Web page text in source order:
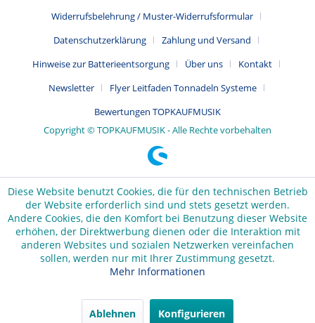
Widerrufsbelehrung / Muster-Widerrufsformular
Datenschutzerklärung
Zahlung und Versand
Hinweise zur Batterieentsorgung
Über uns
Kontakt
Newsletter
Flyer Leitfaden Tonnadeln Systeme
Bewertungen TOPKAUFMUSIK
Copyright © TOPKAUFMUSIK - Alle Rechte vorbehalten
Diese Website benutzt Cookies, die für den technischen Betrieb
der Website erforderlich sind und stets gesetzt werden.
Andere Cookies, die den Komfort bei Benutzung dieser Website
erhöhen, der Direktwerbung dienen oder die Interaktion mit
anderen Websites und sozialen Netzwerken vereinfachen
sollen, werden nur mit Ihrer Zustimmung gesetzt.
Mehr Informationen
Ablehnen Konfigurieren